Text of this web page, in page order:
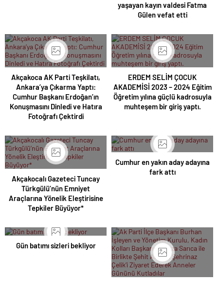
yaşayan kayın valdesi Fatma
Gülen vefat etti
Akçakoca AK Parti Teşkilatı,
Ankara’ya Çıkarma Yaptı:
Cumhur Başkanı Erdoğan’ın
Konuşmasını Dinledi ve Hatıra
Fotoğrafı Çektirdi
ERDEM SELİM ÇOCUK
AKADEMİSİ 2023 – 2024 Eğitim
Öğretim yılına güçlü kadrosuyla
muhteşem bir giriş yaptı.
Akçakocalı Gazeteci Tuncay
Türkgülü’nün Emniyet
Araçlarına Yönelik Eleştirisine
Tepkiler Büyüyor*
Cumhur en yakın aday adayına
fark attı
Gün batımı sizleri bekliyor